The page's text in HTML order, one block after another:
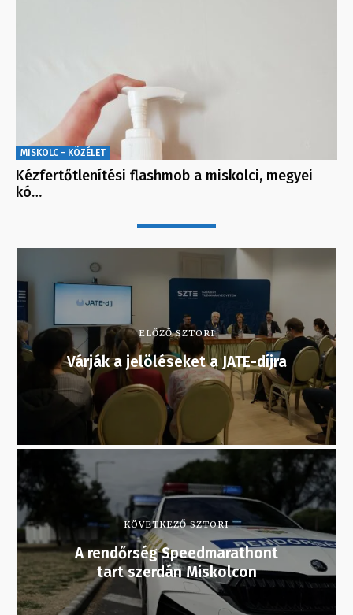
MISKOLC - KÖZÉLET
Kézfertőtlenítési flashmob a miskolci, megyei
kó…
ELŐZŐ SZTORI
Várják a jelöléseket a JATE-díjra
KÖVETKEZŐ SZTORI
A rendőrség Speedmarathont
tart szerdán Miskolcon